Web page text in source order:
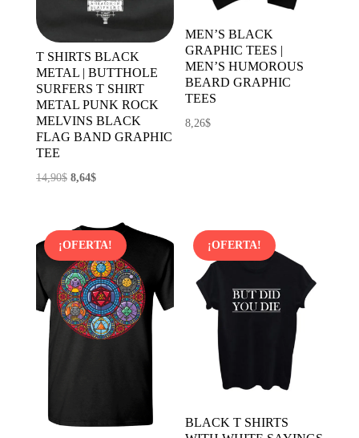
T SHIRTS BLACK
METAL | BUTTHOLE
SURFERS T SHIRT
METAL PUNK ROCK
MELVINS BLACK
FLAG BAND GRAPHIC
TEE
14,90$ El
era:
14,90$.
8,64$El
es:
8,64$.
MEN’S BLACK
GRAPHIC TEES |
MEN’S HUMOROUS
BEARD GRAPHIC
TEES
8,26$
¡OFERTA! ¡OFERTA!
BLACK T SHIRTS